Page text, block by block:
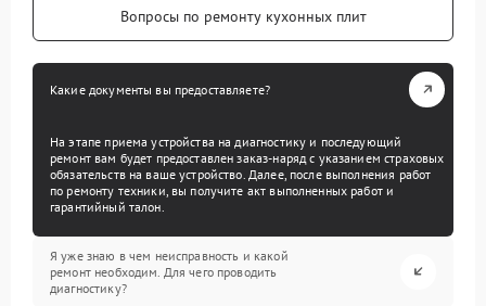
Вопросы по ремонту кухонных плит
Какие документы вы предоставляете?
На этапе приема устройства на диагностику и последующий
ремонт вам будет предоставлен заказ-наряд с указанием страховых
обязательств на ваше устройство. Далее, после выполнения работ
по ремонту техники, вы получите акт выполненных работ и
гарантийный талон.
Я уже знаю в чем неисправность и какой
ремонт необходим. Для чего проводить
диагностику?